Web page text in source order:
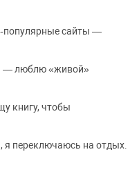
сайты —
— люблю «живой»
книгу, чтобы
я переключаюсь на отдых.